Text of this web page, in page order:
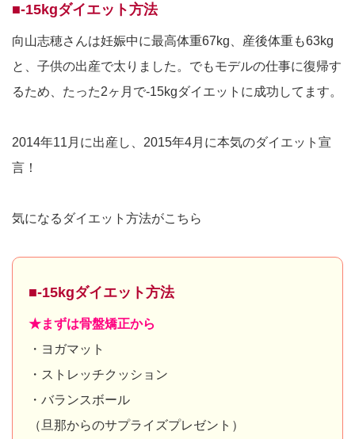
■-15kgダイエット方法
向山志穂さんは妊娠中に最高体重67kg、産後体重も63kg
と、子供の出産で太りました。でもモデルの仕事に復帰す
るため、たった2ヶ月で-15kgダイエットに成功してます。
2014年11月に出産し、2015年4月に本気のダイエット宣
言！
気になるダイエット方法がこちら
■-15kgダイエット方法
★まずは骨盤矯正から
・ヨガマット
・ストレッチクッション
・バランスボール
（旦那からのサプライズプレゼント）